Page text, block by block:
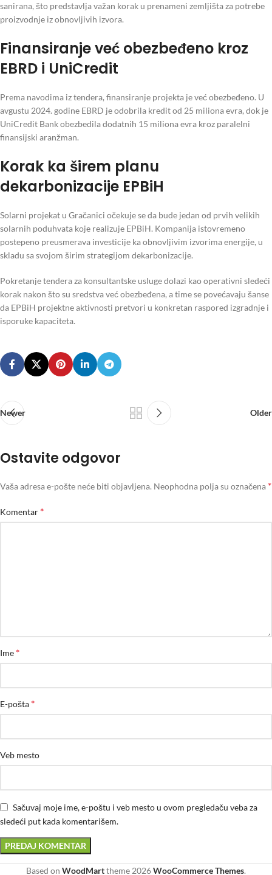
sanirana, što predstavlja važan korak u prenameni zemljišta za potrebe
proizvodnje iz obnovljivih izvora.
Finansiranje već obezbeđeno kroz
EBRD i UniCredit
Prema navodima iz tendera, finansiranje projekta je već obezbeđeno. U
avgustu 2024. godine EBRD je odobrila kredit od 25 miliona evra, dok je
UniCredit Bank obezbedila dodatnih 15 miliona evra kroz paralelni
finansijski aranžman.
Korak ka širem planu
dekarbonizacije EPBiH
Solarni projekat u Gračanici očekuje se da bude jedan od prvih velikih
solarnih poduhvata koje realizuje EPBiH. Kompanija istovremeno
postepeno preusmerava investicije ka obnovljivim izvorima energije, u
skladu sa svojom širim strategijom dekarbonizacije.
Pokretanje tendera za konsultantske usluge dolazi kao operativni sledeći
korak nakon što su sredstva već obezbeđena, a time se povećavaju šanse
da EPBiH projektne aktivnosti pretvori u konkretan raspored izgradnje i
isporuke kapaciteta.
Newer Older
Ostavite odgovor
Vaša adresa e-pošte neće biti objavljena. Neophodna polja su označena *
Komentar *
Ime *
E-pošta *
Veb mesto
Sačuvaj moje ime, e-poštu i veb mesto u ovom pregledaču veba za
sledeći put kada komentarišem.
Based on WoodMarttheme 2026WooCommerce Themes.